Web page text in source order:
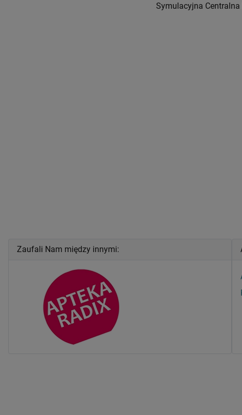
Symulacyjna
Zaufali Nam między innymi: